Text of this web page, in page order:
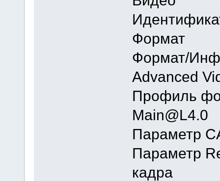
Advanced
Main@L4.0
кадра